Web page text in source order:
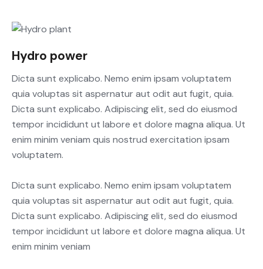
Hydro power
Dicta sunt explicabo. Nemo enim ipsam voluptatem
quia voluptas sit aspernatur aut odit aut fugit, quia.
Dicta sunt explicabo. Adipiscing elit, sed do eiusmod
tempor incididunt ut labore et dolore magna aliqua. Ut
enim minim veniam quis nostrud exercitation ipsam
voluptatem.
Dicta sunt explicabo. Nemo enim ipsam voluptatem
quia voluptas sit aspernatur aut odit aut fugit, quia.
Dicta sunt explicabo. Adipiscing elit, sed do eiusmod
tempor incididunt ut labore et dolore magna aliqua. Ut
enim minim veniam